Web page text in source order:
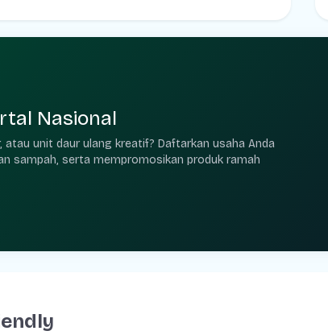
Nasional
atau unit daur ulang kreatif? Daftarkan usaha Anda
sampah, serta mempromosikan produk ramah